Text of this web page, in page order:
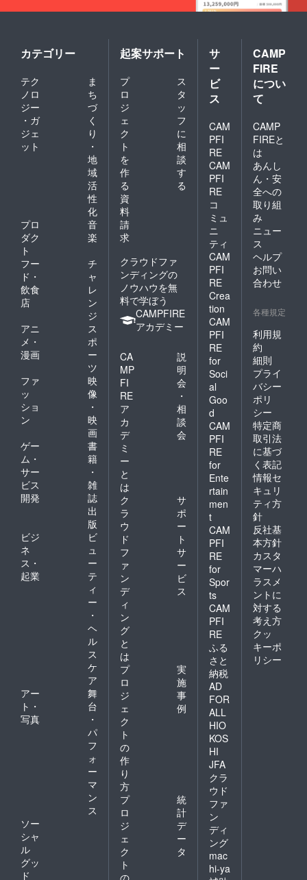
として、定期的に子どもた
ちに運動の楽しさや大切さ
を知ってもらうために活動
を行っているそうです！一
昨年、昨年も体験ブースで
は、お兄さんお姉さんと体
験しつつ、記録に挑戦して
記録更新を目指す内容でし
た。お子さんは身体を動か
すことを楽しみ、親御さん
はこのトレーニングの意味
を知り、より興味を持って
いただくような姿がみられ
ています。今年は今までの
企画を超える内容、皆さん
に楽しんでいただける内容
を絶賛準備中です！このイ
ベントを応援していただけ
ると、子どものスポーツ応
援はもちろんですが、大学
生の応援にもつながりま
す！もしご興味・ご共感い
ただけた皆様！本プロジェ
クトをご支援お願いいたし
ます！
ていただけた方！ぜひご支
カテゴリー
テク
ノロ
ジー
・ガ
ジェ
ット
ま
ち
づ
く
り
・
地
域
活
性
化
プロ
ダク
ト
音
楽
フー
ド・
飲食
店
チ
ャ
レ
ン
ジ
アニ
メ・
漫画
ス
ポ
ー
ツ
ファ
ッ
ショ
ン
映
像
・
映
画
ゲー
ム・
サー
ビス
開発
書
籍
・
雑
誌
出
版
ビジ
ネ
ス・
起業
ビ
ュ
ー
テ
ィ
ー
・
ヘ
ル
ス
ケ
ア
アー
ト・
写真
舞
台
・
パ
フ
ォ
ー
マ
ン
ス
ソー
シャ
ル
グッ
ド
起案サポート
プ
ロ
ジ
ェ
ク
ト
を
作
る
ス
タ
ッ
フ
に
相
談
す
る
資
料
請
求
クラウドファ
ンディングの
ノウハウを無
料で学ぼう
CAMPFIRE
アカデミー
CA
MP
FI
RE
ア
カ
デ
ミ
ー
と
は
説
明
会
・
相
談
会
ク
ラ
ウ
ド
フ
ァ
ン
デ
ィ
ン
グ
と
は
サ
ポ
ー
ト
サ
ー
ビ
ス
プ
ロ
ジ
ェ
ク
ト
の
作
り
方
実
施
事
例
プ
ロ
ジ
ェ
ク
ト
の
統
計
デ
ー
タ
サ
ー
ビ
ス
CAM
PFI
RE
CAM
PFI
RE
コ
ミュ
ニ
ティ
CAM
PFI
RE
Crea
tion
CAM
PFI
RE
for
Soci
al
Goo
d
CAM
PFI
RE
for
Ente
rtain
men
t
CAM
PFI
RE
for
Spor
ts
CAM
PFI
RE
ふる
さと
納税
AD
FOR
ALL
HIO
KOS
HI
JFA
クラ
ウド
ファ
ン
ディ
ング
mac
hi-ya
CAMP
FIRE
につい
て
CAMP
FIREと
は
あんし
ん・安
全への
取り組
み
ニュー
ス
ヘルプ
お問い
合わせ
各種規定
利用規
約
細則
プライ
バシー
ポリ
シー
特定商
取引法
に基づ
く表記
情報セ
キュリ
ティ方
針
反社基
本方針
カスタ
マーハ
ラスメ
ントに
対する
考え方
クッ
キーポ
リシー